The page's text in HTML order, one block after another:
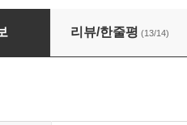
수형 코딩
리뷰/한줄평 (13/14)